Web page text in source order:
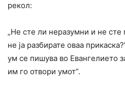
рекол:
„He сте ли неразумни и не
не ја разбирате оваа
ум се пишува во Евангелието
им го отвори умот”.